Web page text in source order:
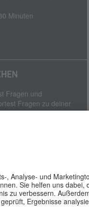
Minuten
Fragen und
Fragen zu deiner
erzählst etwas über
Minuten